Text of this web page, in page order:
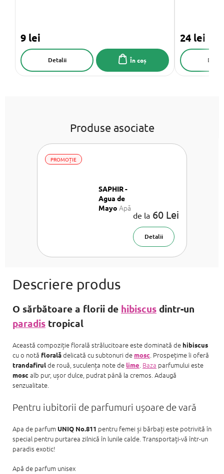
9 lei
În coș
Detalii
24 lei
Produse asociate
PROMOȚIE
SAPHIR -
Agua de
MayoApă
de la 60 Lei
Detalii
O sărbătoare a florii de hibiscus dintr-un
paradis tropical
Această compoziție florală strălucitoare este dominată de hibiscus
cu o notă floralădelicată cu subtonuri de mosc. Prospețime îi oferă
trandafirulde rouă, suculența note de lime. Baza parfumului este
mosc alb pur, ușor dulce, pudrat până la cremos. Adaugă
senzualitate.
Pentru iubitorii de parfumuri ușoare de vară
Apa de parfum UNIQ No.811 pentru femei și bărbați este potrivită în
special pentru purtarea zilnică în lunile calde. Transportați-vă într-un
paradis exotic!
Apă de parfum unisex